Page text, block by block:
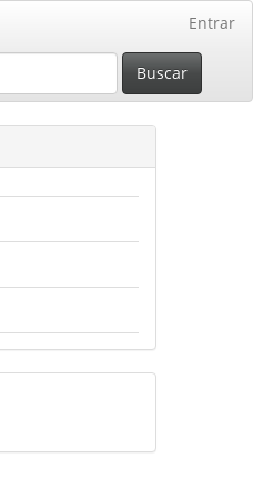
Entrar
Buscar